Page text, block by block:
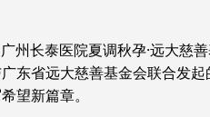
州长泰医院夏调秋孕·远大慈
东省远大慈善基金会联合发起
望新篇章。